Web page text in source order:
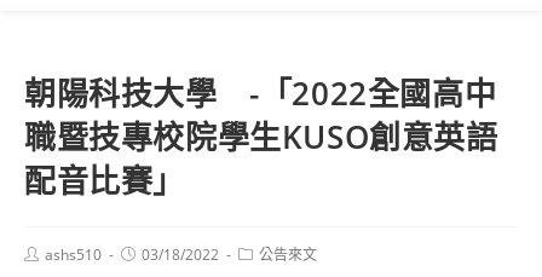
朝陽科技大學 -「2022全國高中
職暨技專校院學生KUSO創意英語
配音比賽」
Postashs510
Post03/18/2022
Post公告來文